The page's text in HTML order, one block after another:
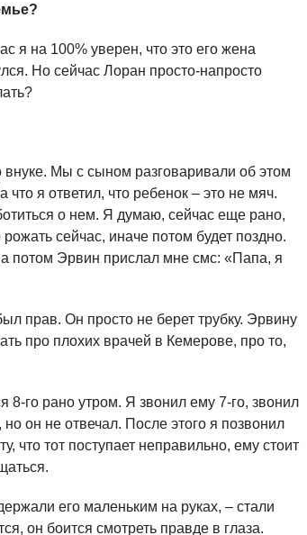
я на 100% уверен, что это его жена
Но сейчас Лоран просто-напросто
внуке. Мы с сыном разговаривали об этом
я ответил, что ребенок – это не мяч.
о нем. Я думаю, сейчас еще рано,
сейчас, иначе потом будет поздно.
потом Эрвин прислал мне смс: «Папа, я
прав. Он просто не берет трубку. Эрвину
про плохих врачей в Кемерове, про то,
го рано утром. Я звонил ему 7-го, звонил
он не отвечал. После этого я позвонил
что тот поступает неправильно, ему стоит
его маленьким на руках, – стали
он боится смотреть правде в глаза.